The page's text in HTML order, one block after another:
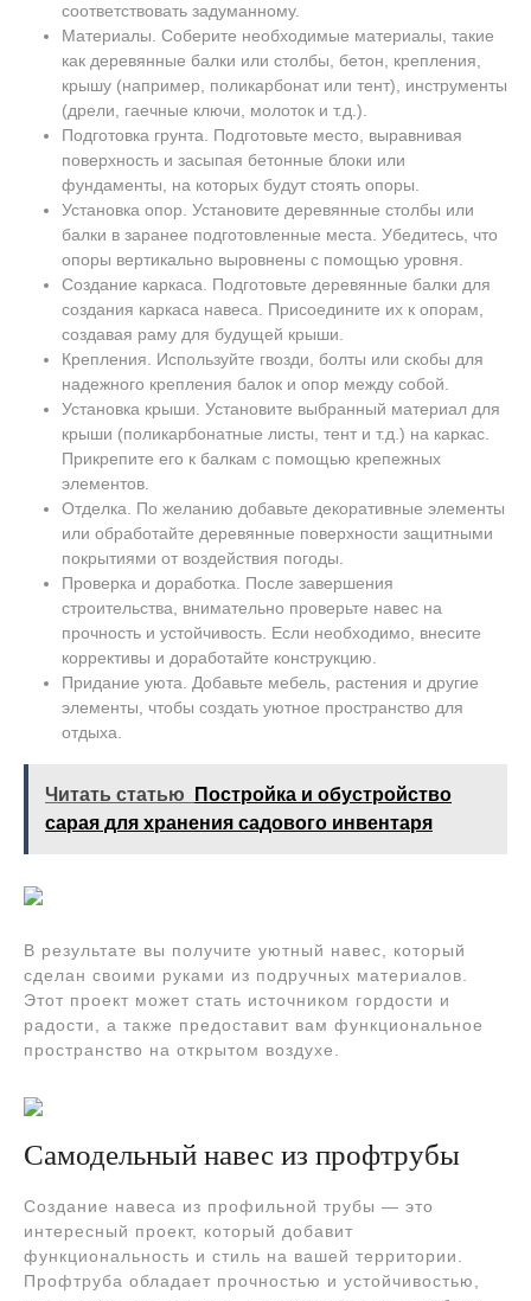
соответствовать задуманному.
Материалы. Соберите необходимые материалы, такие
как деревянные балки или столбы, бетон, крепления,
крышу (например, поликарбонат или тент), инструменты
(дрели, гаечные ключи, молоток и т.д.).
Подготовка грунта. Подготовьте место, выравнивая
поверхность и засыпая бетонные блоки или
фундаменты, на которых будут стоять опоры.
Установка опор. Установите деревянные столбы или
балки в заранее подготовленные места. Убедитесь, что
опоры вертикально выровнены с помощью уровня.
Создание каркаса. Подготовьте деревянные балки для
создания каркаса навеса. Присоедините их к опорам,
создавая раму для будущей крыши.
Крепления. Используйте гвозди, болты или скобы для
надежного крепления балок и опор между собой.
Установка крыши. Установите выбранный материал для
крыши (поликарбонатные листы, тент и т.д.) на каркас.
Прикрепите его к балкам с помощью крепежных
элементов.
Отделка. По желанию добавьте декоративные элементы
или обработайте деревянные поверхности защитными
покрытиями от воздействия погоды.
Проверка и доработка. После завершения
строительства, внимательно проверьте навес на
прочность и устойчивость. Если необходимо, внесите
коррективы и доработайте конструкцию.
Придание уюта. Добавьте мебель, растения и другие
элементы, чтобы создать уютное пространство для
отдыха.
Читать статью
Постройка и обустройство
сарая для хранения садового инвентаря
В результате вы получите уютный навес, который
сделан своими руками из подручных материалов.
Этот проект может стать источником гордости и
радости, а также предоставит вам функциональное
пространство на открытом воздухе.
Самодельный навес из профтрубы
Создание навеса из профильной трубы — это
интересный проект, который добавит
функциональность и стиль на вашей территории.
Профтруба обладает прочностью и устойчивостью,